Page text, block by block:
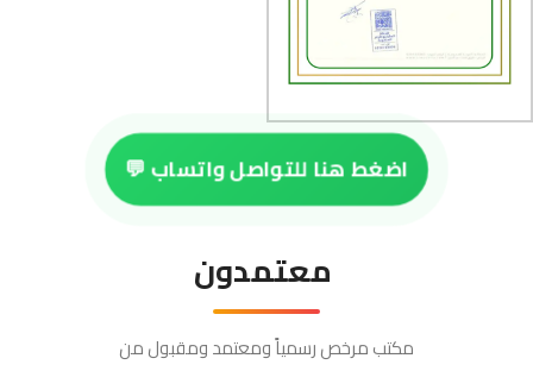
اضغط هنا للتواصل واتساب 💬
معتمدون
مكتب مرخص رسمياً ومعتمد ومقبول من